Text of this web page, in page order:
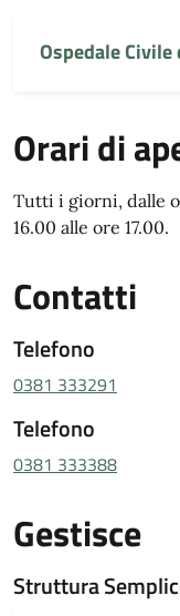
Ospedale
Orari di
Tutti i giorni, dalle
16.00 alle ore 17.00.
Contatti
Telefono
0381 333291
Telefono
0381 333388
Gestisce
Struttura